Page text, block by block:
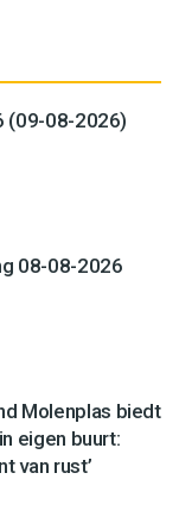
(09-08-2026)
08-08-2026
Molenplas biedt
eigen buurt:
van rust’